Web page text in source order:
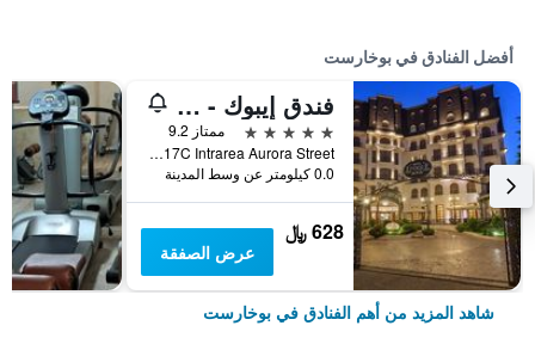
أفضل الفنادق في بوخارست
فندق إيبوك - رولي ىند شاتو
5 نجوم
ممتاز 9.2
17C Intrarea Aurora Street, بوخارست, رومانيا
0.0 كيلومتر عن وسط المدينة
628 ﷼
عرض الصفقة
شاهد المزيد من أهم الفنادق في بوخارست